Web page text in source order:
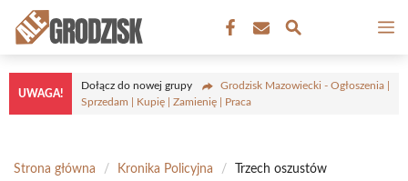
Przejdź
treści
UWAGA!
Dołącz do nowej grupy
Grodzisk Mazowiecki - Ogłoszenia |
Sprzedam | Kupię | Zamienię | Praca
Strona główna / Kronika Policyjna /
Trzech oszustów